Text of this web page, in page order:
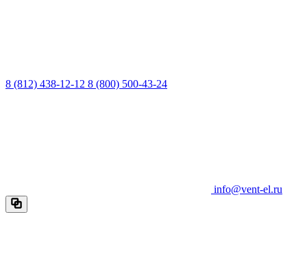
8 (812) 438-12-12 8 (800) 500-43-24
info@vent-el.ru